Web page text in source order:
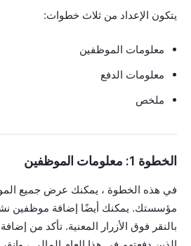
يتكون الإعداد من ثلاث خطوات:
معلومات الموظفين
معلومات الدفع
ملخص
الخطوة 1: معلومات الموظفين
في هذه الخطوة ، يمكنك عرض جميع
مؤسستك. يمكنك أيضًا إضافة موظفين
بالنقر فوق الأزرار المعنية. تأكد من